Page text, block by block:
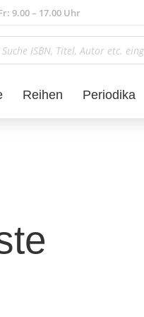
9.00 – 17.00 Uhr
Reihen Periodika